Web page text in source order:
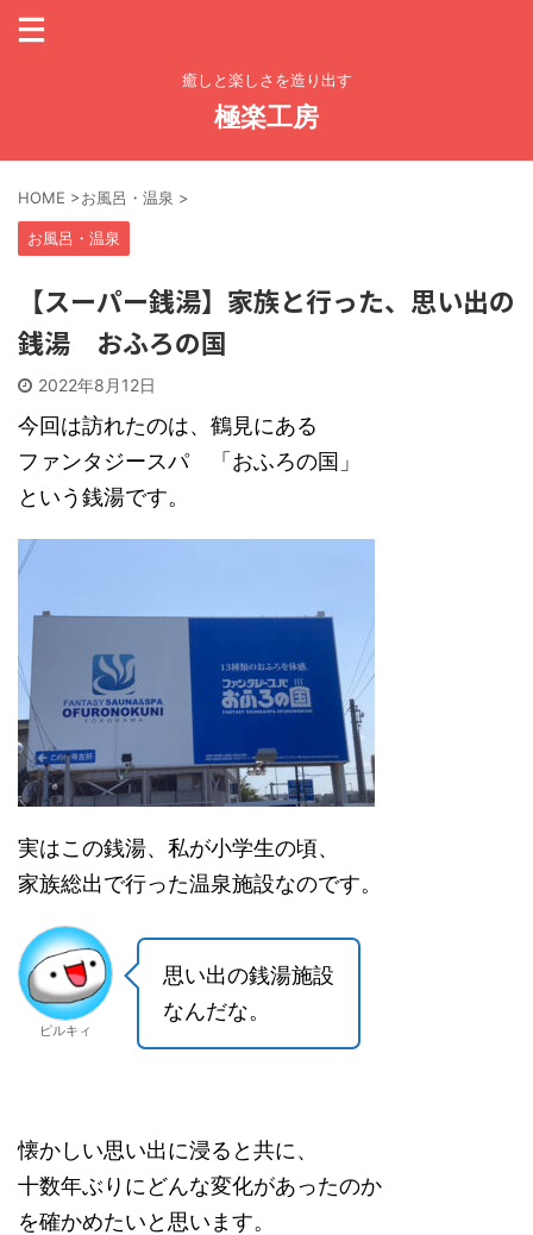
癒しと楽しさを造り出す
極楽工房
HOME >お風呂・温泉 >
お風呂・温泉
【スーパー銭湯】家族と行った、思い出の
銭湯 おふろの国
2022年8月12日
今回は訪れたのは、鶴見にある
ファンタジースパ 「おふろの国」
という銭湯です。
実はこの銭湯、私が小学生の頃、
家族総出で行った温泉施設なのです。
ピルキィ
思い出の銭湯施設
なんだな。
懐かしい思い出に浸ると共に、
十数年ぶりにどんな変化があったのか
を確かめたいと思います。